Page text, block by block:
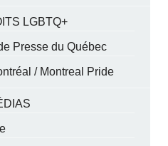
LGBTQ+
Presse du Québec
/ Montreal Pride